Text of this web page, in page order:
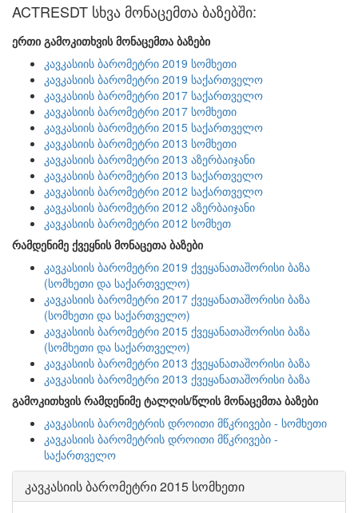
ACTRESDT სხვა მონაცემთა ბაზებში:
ერთი გამოკითხვის მონაცემთა ბაზები
კავკასიის ბარომეტრი 2019 სომხეთი
კავკასიის ბარომეტრი 2019 საქართველო
კავკასიის ბარომეტრი 2017 საქართველო
კავკასიის ბარომეტრი 2017 სომხეთი
კავკასიის ბარომეტრი 2015 საქართველო
კავკასიის ბარომეტრი 2013 სომხეთი
კავკასიის ბარომეტრი 2013 აზერბაიჯანი
კავკასიის ბარომეტრი 2013 საქართველო
კავკასიის ბარომეტრი 2012 საქართველო
კავკასიის ბარომეტრი 2012 აზერბაიჯანი
კავკასიის ბარომეტრი 2012 სომხეთ
რამდენიმე ქვეყნის მონაცეთა ბაზები
კავკასიის ბარომეტრი 2019 ქვეყანათაშორისი ბაზა
(სომხეთი და საქართველო)
კავკასიის ბარომეტრი 2017 ქვეყანათაშორისი ბაზა
(სომხეთი და საქართველო)
კავკასიის ბარომეტრი 2015 ქვეყანათაშორისი ბაზა
(სომხეთი და საქართველო)
კავკასიის ბარომეტრი 2013 ქვეყანათაშორისი ბაზა
კავკასიის ბარომეტრი 2013 ქვეყანათაშორისი ბაზა
გამოკითხვის რამდენიმე ტალღის/წლის მონაცემთა ბაზები
კავკასიის ბარომეტრის დროითი მწკრივები - სომხეთი
კავკასიის ბარომეტრის დროითი მწკრივები -
საქართველო
კავკასიის ბარომეტრი 2015 სომხეთი